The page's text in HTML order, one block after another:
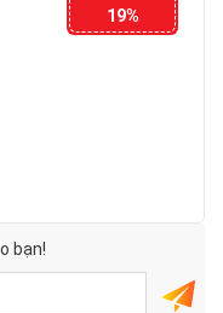
19%
bạn!